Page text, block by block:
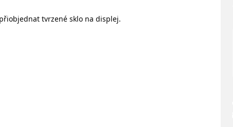
tvrzené sklo na displej.